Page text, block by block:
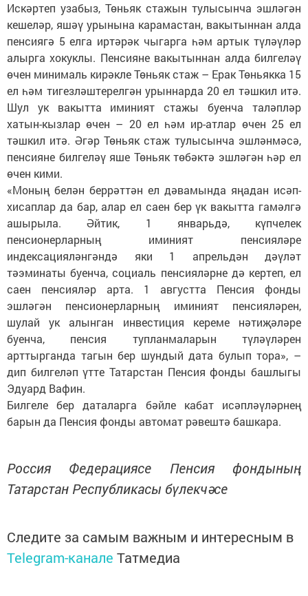
Искәртеп узабыз, Төньяк стажын тулысынча эшләгән
кешеләр, яшәү урынына карамастан, вакытыннан алда
пенсиягә 5 елга иртәрәк чыгарга һәм артык түләүләр
алырга хокуклы. Пенсияне вакытыннан алда билгеләү
өчен минималь кирәкле Төньяк стаж – Ерак Төньякка 15
ел һәм тигезләштерелгән урыннарда 20 ел тәшкил итә.
Шул ук вакытта иминият стажы буенча таләпләр
хатын-кызлар өчен – 20 ел һәм ир-атлар өчен 25 ел
тәшкил итә. Әгәр Төньяк стаж тулысынча эшләнмәсә,
пенсияне билгеләү яше Төньяк төбәктә эшләгән һәр ел
өчен кими.
«Моның белән беррәттән ел дәвамында яңадан исәп-
хисаплар да бар, алар ел саен бер үк вакытта гамәлгә
ашырыла. Әйтик, 1 январьдә, күпчелек
пенсионерларның иминият пенсияләре
индексацияләнгәндә яки 1 апрельдән дәүләт
тәэминаты буенча, социаль пенсияләрне дә кертеп, ел
саен пенсияләр арта. 1 августта Пенсия фонды
эшләгән пенсионерларның иминият пенсияләрен,
шулай ук алынган инвестиция кереме нәтиҗәләре
буенча, пенсия тупланмаларын түләүләрен
арттырганда тагын бер шундый дата булып тора», –
дип билгеләп үтте Татарстан Пенсия фонды башлыгы
Эдуард Вафин.
Билгеле бер даталарга бәйле кабат исәпләүләрнең
барын да Пенсия фонды автомат рәвештә башкара.
Россия Федерациясе Пенсия фондының
Татарстан Республикасы бүлекчәсе
Следите за самым важным и интересным в
Telegram-канале Татмедиа